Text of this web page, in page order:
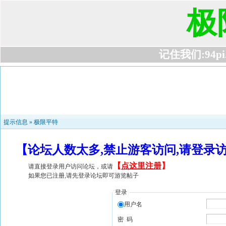
极
记住我们
提示信息 » 极限平特
【论坛人数太多,禁止游客访问,请登
请直接登录用户访问论坛，或请 【 点这里注册】
如果您已注册,请先登录论坛即可游览帖子
登录
用户名
密 码